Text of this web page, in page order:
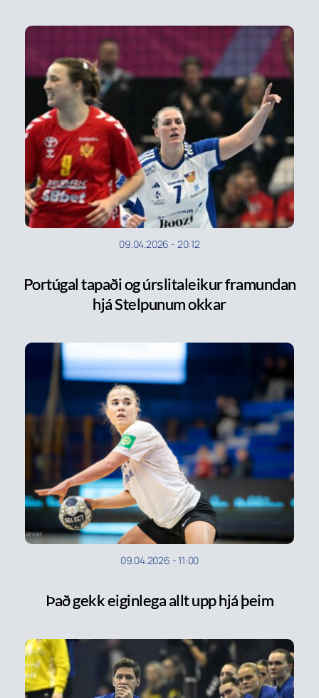
09.04.2026 - 20:12
Portúgal tapaði og úrslitaleikur framundan
hjá Stelpunum okkar
09.04.2026 -11:00
Það gekk eiginlega allt upp hjá þeim